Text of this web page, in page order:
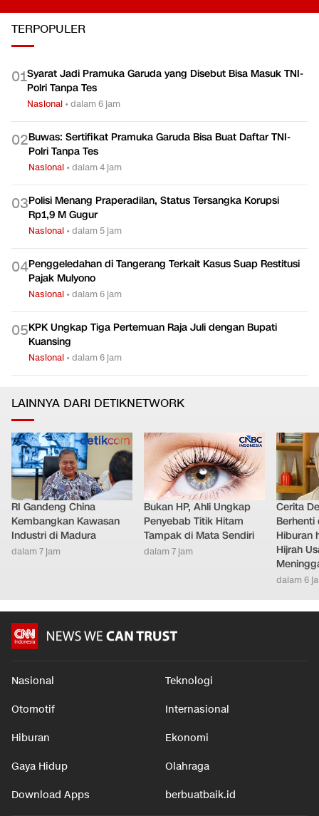
TERPOPULER
01Syarat Jadi Pramuka Garuda yang Disebut Bisa Masuk TNI-
Polri Tanpa Tes
Nasional •dalam 6 jam
02Buwas: Sertifikat Pramuka Garuda Bisa Buat Daftar TNI-
Polri Tanpa Tes
Nasional •dalam 4 jam
03Polisi Menang Praperadilan, Status Tersangka Korupsi
Rp1,9 M Gugur
Nasional •dalam 5 jam
04Penggeledahan di Tangerang Terkait Kasus Suap Restitusi
Pajak Mulyono
Nasional •dalam 6 jam
05KPK Ungkap Tiga Pertemuan Raja Juli dengan Bupati
Kuansing
Nasional •dalam 6 jam
LAINNYA DARI DETIKNETWORK
RI Gandeng China
Kembangkan Kawasan
Industri di Madura
dalam 7 jam
Bukan HP, Ahli Ungkap
Penyebab Titik Hitam
Tampak di Mata Sendiri
dalam 7 jam
Cerita
Berhenti
Hiburan
Hijrah
dalam 6
Nasional Teknologi
Otomotif Internasional
Hiburan Ekonomi
Gaya Hidup Olahraga
Download Apps berbuatbaik.id